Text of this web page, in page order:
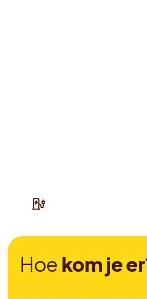
Hoe kom jeer